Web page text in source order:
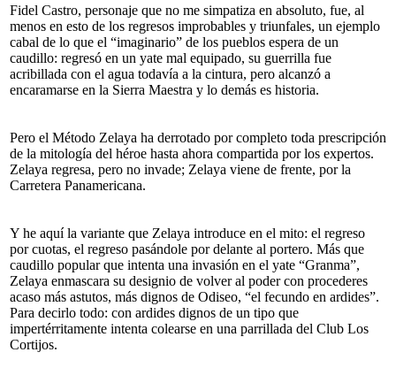
Fidel Castro, personaje que no me simpatiza en absoluto, fue, al
menos en esto de los regresos improbables y triunfales, un ejemplo
cabal de lo que el “imaginario” de los pueblos espera de un
caudillo: regresó en un yate mal equipado, su guerrilla fue
acribillada con el agua todavía a la cintura, pero alcanzó a
encaramarse en la Sierra Maestra y lo demás es historia.
Pero el Método Zelaya ha derrotado por completo toda prescripción
de la mitología del héroe hasta ahora compartida por los expertos.
Zelaya regresa, pero no invade; Zelaya viene de frente, por la
Carretera Panamericana.
Y he aquí la variante que Zelaya introduce en el mito: el regreso
por cuotas, el regreso pasándole por delante al portero. Más que
caudillo popular que intenta una invasión en el yate “Granma”,
Zelaya enmascara su designio de volver al poder con procederes
acaso más astutos, más dignos de Odiseo, “el fecundo en ardides”.
Para decirlo todo: con ardides dignos de un tipo que
impertérritamente intenta colearse en una parrillada del Club Los
Cortijos.